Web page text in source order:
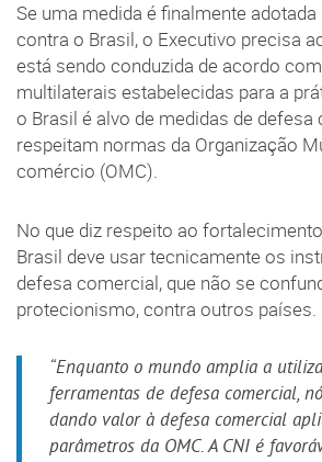
Se uma medida é finalmente
contra o Brasil, o Executivo precisa
está sendo conduzida de acordo
multilaterais estabelecidas para a
o Brasil é alvo de medidas de defesa
respeitam normas da Organização
comércio (OMC).
No que diz respeito ao
Brasil deve usar tecnicamente os
defesa comercial, que não se
protecionismo, contra outros países.
“Enquanto o mundo amplia a
ferramentas de defesa comercial,
dando valor à defesa comercial
parâmetros da OMC. A CNI é